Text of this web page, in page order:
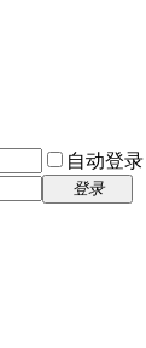
自动登录
登录